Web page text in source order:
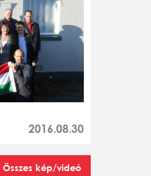
2016.08.30
Összes kép/videó